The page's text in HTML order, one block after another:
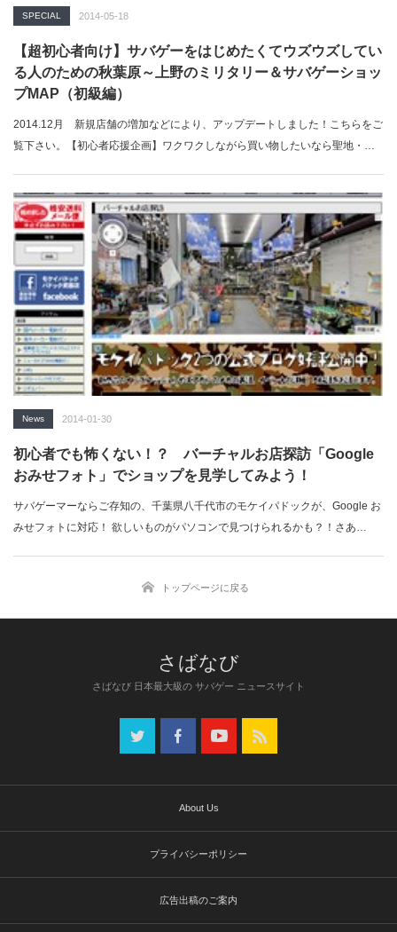
SPECIAL 2014-05-18
【超初心者向け】サバゲーをはじめたくてウズウズしてい
る人のための秋葉原～上野のミリタリー＆サバゲーショッ
プMAP（初級編）
2014.12月 新規店舗の増加などにより、アップデートしました！こちらをご
覧下さい。【初心者応援企画】ワクワクしながら買い物したいなら聖地・…
News 2014-01-30
初心者でも怖くない！？ バーチャルお店探訪「Google
おみせフォト」でショップを見学してみよう！
サバゲーマーならご存知の、千葉県八千代市のモケイパドックが、Google お
みせフォトに対応！ 欲しいものがパソコンで見つけられるかも？！さあ…
トップページに戻る
さばなび 日本最大級の サバゲー ニュースサイト
About Us
プライバシーポリシー
広告出稿のご案内